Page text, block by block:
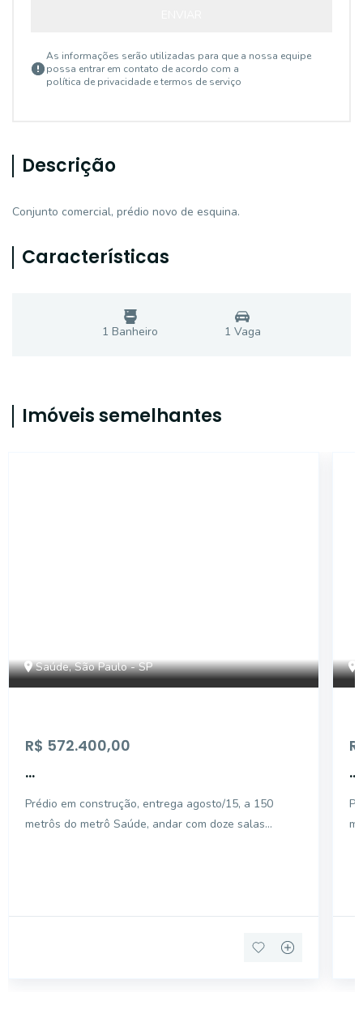
As informações serão utilizadas para que a nossa equipe
possa entrar em contato de acordo com a
política de privacidade e termos de serviço
Descrição
Conjunto comercial, prédio novo de esquina.
Características
1 Banheiro 1 Vaga
Imóveis semelhantes
Saúde, São Paulo - SP
R$ 572.400,00
...
Prédio em construção, entrega agosto/15, a 150
metrôs do metrô Saúde, andar com doze salas
...